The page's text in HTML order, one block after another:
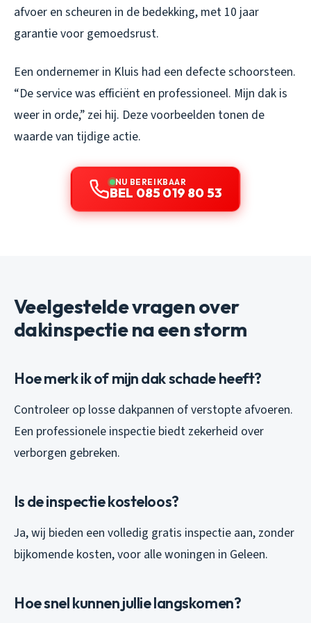
afvoer en scheuren in de bedekking, met 10 jaar
garantie voor gemoedsrust.
Een ondernemer in Kluis had een defecte schoorsteen.
“De service was efficiënt en professioneel. Mijn dak is
weer in orde,” zei hij. Deze voorbeelden tonen de
waarde van tijdige actie.
NU BEREIKBAAR
BEL 085 019 80 53
Veelgestelde vragen over
dakinspectie na een storm
Hoe merk ik of mijn dak schade heeft?
Controleer op losse dakpannen of verstopte afvoeren.
Een professionele inspectie biedt zekerheid over
verborgen gebreken.
Is de inspectie kosteloos?
Ja, wij bieden een volledig gratis inspectie aan, zonder
bijkomende kosten, voor alle woningen in Geleen.
Hoe snel kunnen jullie langskomen?